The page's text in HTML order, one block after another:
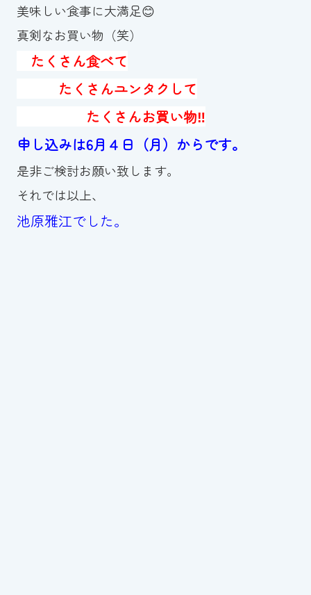
美味しい食事に大満足😊
真剣なお買い物（笑）
たくさん食べて
たくさんユンタクして
たくさんお買い物‼
申し込みは6月４日（月）からです。
是非ご検討お願い致します。
それでは以上、
池原雅江でした。